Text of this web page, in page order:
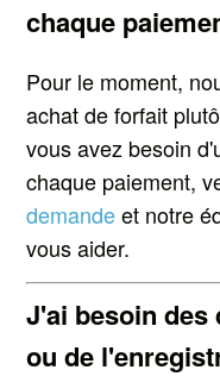
chaque
Pour le moment,
achat de forfait
vous avez besoin
chaque paiement,
demandeet notre
vous aider.
J'ai besoin
ou de